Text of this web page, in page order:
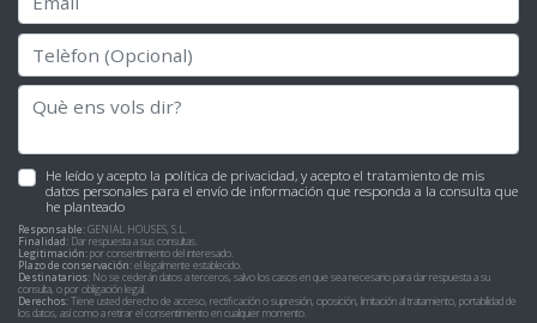
He leído y acepto la política de privacidad, y acepto el tratamiento de mis
datos personales para el envío de información que responda a la consulta que
he planteado
Responsable:GENIAL HOUSES, S.L.
Finalidad: Dar respuesta a sus consultas.
Legitimación:por consentimiento del interesado.
Plazo de conservación:el legalmente establecido.
Destinatarios: No se cederán datos a terceros, salvo los casos en que sea necesario para dar respuesta a su
consulta, o por obligación legal.
Derechos:Tiene usted derecho de acceso, rectificación o supresión, oposición, limitación al tratamiento, portabilidad de
los datos, así como a retirar el consentimiento en cualquier momento.